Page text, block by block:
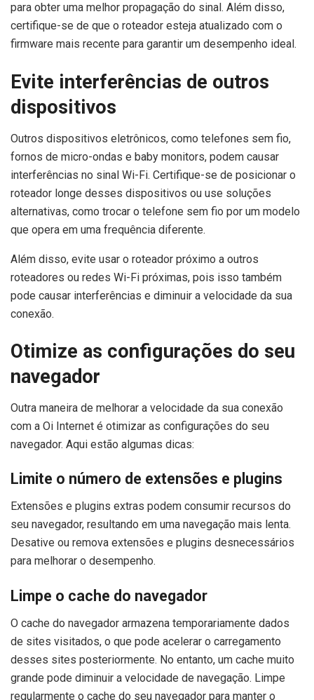
para obter uma melhor propagação do sinal. Além disso,
certifique-se de que o roteador esteja atualizado com o
firmware mais recente para garantir um desempenho ideal.
Evite interferências de outros
dispositivos
Outros dispositivos eletrônicos, como telefones sem fio,
fornos de micro-ondas e baby monitors, podem causar
interferências no sinal Wi-Fi. Certifique-se de posicionar o
roteador longe desses dispositivos ou use soluções
alternativas, como trocar o telefone sem fio por um modelo
que opera em uma frequência diferente.
Além disso, evite usar o roteador próximo a outros
roteadores ou redes Wi-Fi próximas, pois isso também
pode causar interferências e diminuir a velocidade da sua
conexão.
Otimize as configurações do seu
navegador
Outra maneira de melhorar a velocidade da sua conexão
com a Oi Internet é otimizar as configurações do seu
navegador. Aqui estão algumas dicas:
Limite o número de extensões e plugins
Extensões e plugins extras podem consumir recursos do
seu navegador, resultando em uma navegação mais lenta.
Desative ou remova extensões e plugins desnecessários
para melhorar o desempenho.
Limpe o cache do navegador
O cache do navegador armazena temporariamente dados
de sites visitados, o que pode acelerar o carregamento
desses sites posteriormente. No entanto, um cache muito
grande pode diminuir a velocidade de navegação. Limpe
regularmente o cache do seu navegador para manter o